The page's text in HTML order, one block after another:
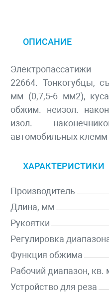
ОПИСАНИЕ
Электропассатижи
22664. Тонкогубцы,
мм (0,7,5-6 мм2),
обжим. неизол.
изол.
автомобильных
ХАРАКТЕРИСТИКИ
Производитель
Длина, мм
Рукоятки
Регулировка
Функция обжима
Рабочий диапазон, кв.
Устройство для реза